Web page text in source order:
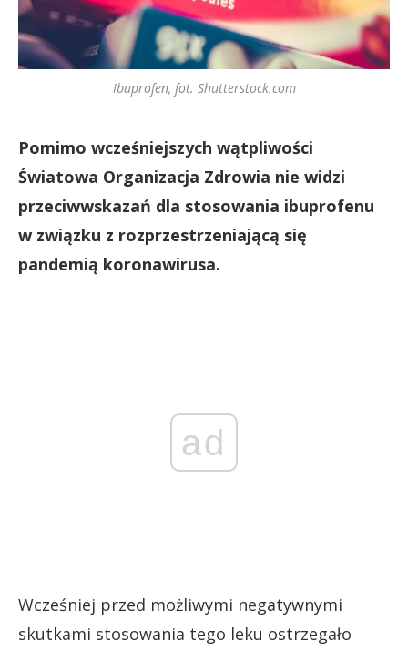
Ibuprofen, fot. Shutterstock.com
Pomimo wcześniejszych wątpliwości
Światowa Organizacja Zdrowia nie widzi
przeciwwskazań dla stosowania ibuprofenu
w związku z rozprzestrzeniającą się
pandemią koronawirusa.
ad
Wcześniej przed możliwymi negatywnymi
skutkami stosowania tego leku ostrzegało